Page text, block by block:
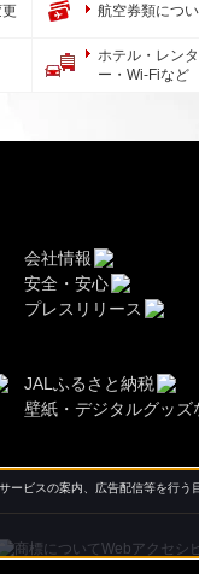
航空券類につ
ホテル・レン
ー・Wi-Fiなど
会社情報
安全・安心
プレスリリース
JALふるさと納税
壁紙・デジタルグッズ
商標についてWebアクセシ
ービスの案内、広告配信等を行